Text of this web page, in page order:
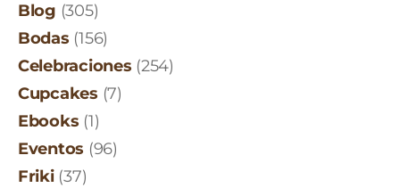
Blog (305)
Bodas (156)
Celebraciones (254)
Cupcakes (7)
Ebooks (1)
Eventos (96)
Friki(37)